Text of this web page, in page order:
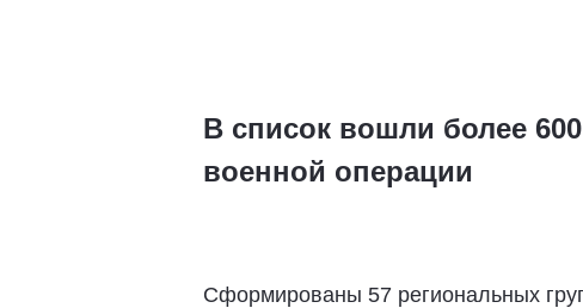
В список вошли более
военной операции
Сформированы 57 региональных